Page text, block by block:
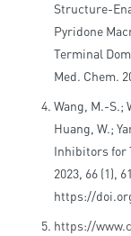
Structure-
Pyridone
Terminal
Med. Chem.
Wang, M.-S.;
Huang, W.;
Inhibitors for
2023, 66 (1),
https://
https://